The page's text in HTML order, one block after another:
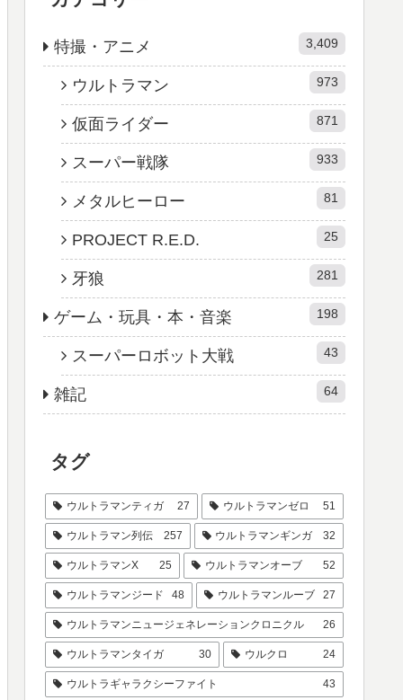
特撮・アニメ 3,409
ウルトラマン 973
仮面ライダー 871
スーパー戦隊 933
メタルヒーロー 81
PROJECT R.E.D. 25
牙狼 281
ゲーム・玩具・本・音楽 198
スーパーロボット大戦 43
雑記 64
タグ
ウルトラマンティガ 27 ウルトラマンゼロ 51
ウルトラマン列伝 257 ウルトラマンギンガ 32
ウルトラマンX 25 ウルトラマンオーブ 52
ウルトラマンジード 48 ウルトラマンルーブ 27
ウルトラマンニュージェネレーションクロニクル 26
ウルトラマンタイガ 30 ウルクロ 24
ウルトラギャラクシーファイト 43